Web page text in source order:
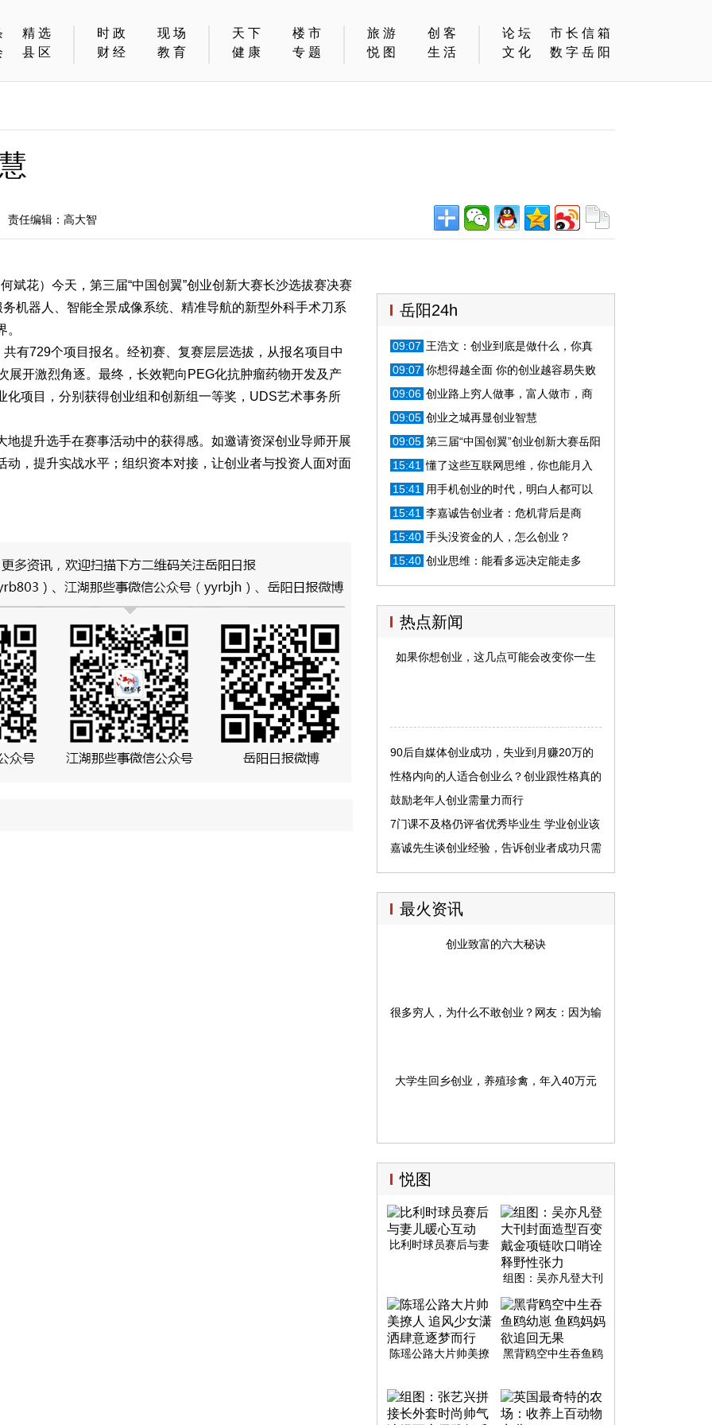
精选
县区
时政
现场
财经
教育
天下
楼市
健康
专题
旅游
创客
悦图
生活
论坛
市长信箱
文化
数字岳阳
任编辑：高大智
斌花）今天，第三届“中国创翼”创业创新大赛长沙选拔赛决赛
机器人、智能全景成像系统、精准导航的新型外科手术刀系
有729个项目报名。经初赛、复赛层层选拔，从报名项目中
展开激烈角逐。最终，长效靶向PEG化抗肿瘤药物开发及产
项目，分别获得创业组和创新组一等奖，UDS艺术事务所
提升选手在赛事活动中的获得感。如邀请资深创业导师开展
，提升实战水平；组织资本对接，让创业者与投资人面对面
岳阳24h
09:07 王浩文：创业到底是做什么，你真
的清楚吗？
09:07 你想得越全面 你的创业越容易失败
09:06 创业路上穷人做事，富人做市，商
人做趋势，这创业项目能让你暴富
09:05 创业之城再显创业智慧
09:05 第三届“中国创翼”创业创新大赛岳阳
选拔赛落幕
15:41 懂了这些互联网思维，你也能月入
过万
15:41
用手机创业的时代，明白人都可以
用它去创业
15:41 李嘉诚告创业者：危机背后是商
机，想成为富翁还是负翁你说了算！
15:40 手头没资金的人，怎么创业？
15:40 创业思维：能看多远决定能走多
远！
热点新闻
如果你想创业，这几点可能会改变你一生
90后自媒体创业成功，失业到月赚20万的
经验分享
性格内向的人适合创业么？创业跟性格真的
有关系么？
鼓励老年人创业需量力而行
7门课不及格仍评省优秀毕业生 学业创业该
如何平衡？
嘉诚先生谈创业经验，告诉创业者成功只需
这几点就能改变命运！
最火资讯
创业致富的六大秘诀
很多穷人，为什么不敢创业？网友：因为输不起！
大学生回乡创业，养殖珍禽，年入40万元
悦图
比利时球员赛后与妻
组图：吴亦凡登大刊
链吹口哨诠释野性张
力
陈瑶公路大片帅美撩
黑背鸥空中生吞鱼鸥